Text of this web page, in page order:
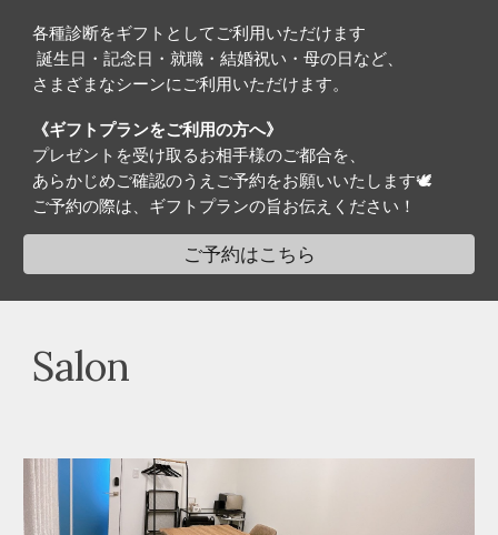
各種診断をギフトとしてご利用いただけます
誕生日・記念日・就職・結婚祝い・母の日など、
さまざまなシーンにご利用いただけます。
《ギフトプランをご利用の方へ》
プレゼントを受け取るお相手様のご都合を、
あらかじめご確認のうえご予約をお願いいたします🕊️
ご予約の際は、ギフトプランの旨お伝えください！
ご予約はこちら
Salon